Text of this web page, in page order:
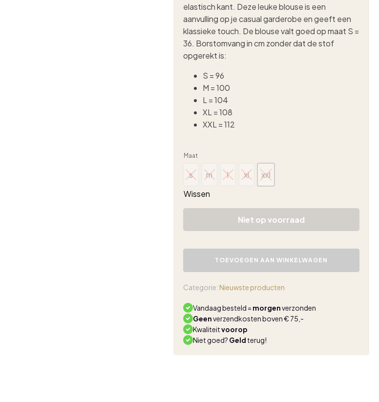
elastisch kant. Deze leuke blouse is een
aanvulling op je casual garderobe en geeft een
klassieke touch. De blouse valt goed op maat S =
36. Borstomvang in cm zonder dat de stof
opgerekt is:
S = 96
M = 100
L = 104
XL = 108
XXL = 112
Maat
s
s
m
m
l
l
xl
xl
xxl
xxl
Wissen
Niet op voorraad
Triple
butterfly
aantal
TOEVOEGEN AAN WINKELWAGEN
Categorie: Nieuwste producten
Vandaag besteld = morgenverzonden
Geenverzendkosten boven € 75,-
Kwaliteitvoorop
Niet goed? Geld terug!